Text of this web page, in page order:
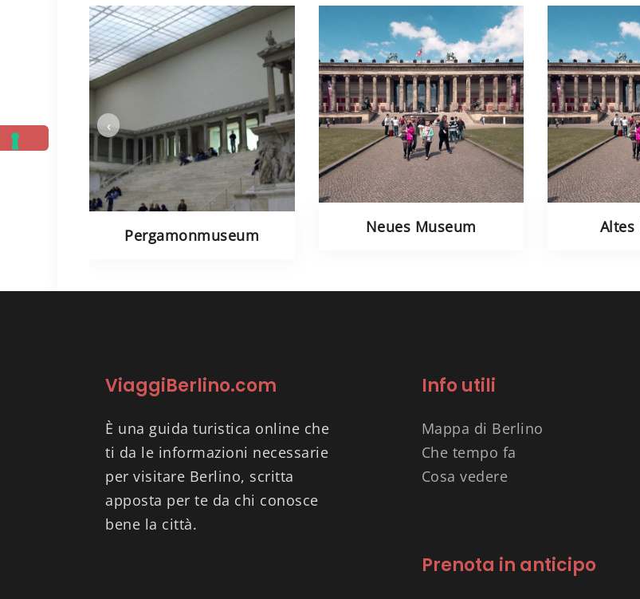
Pergamonmuseum Neues Museum Altes
‹
ViaggiBerlino.com
È una guida turistica online che
ti da le informazioni necessarie
per visitare Berlino, scritta
apposta per te da chi conosce
bene la città.
Info utili
Mappa di Berlino
Che tempo fa
Cosa vedere
Prenota in anticipo